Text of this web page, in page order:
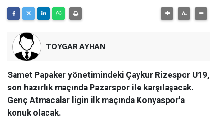
TOYGAR AYHAN
Samet Papaker yönetimindeki Çaykur Rizespor U19,
son hazırlık maçında Pazarspor ile karşılaşacak.
Genç Atmacalar ligin ilk maçında Konyaspor'a
konuk olacak.